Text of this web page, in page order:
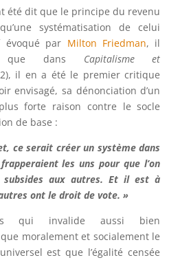
été dit que le principe du revenu
systématisation de celui
évoqué par Milton Friedman, il
que dans Capitalisme et
il en a été le premier critique
envisagé, sa dénonciation d’un
forte raison contre le socle
de base :
ce serait créer un système dans
les uns pour que l’on
subsides aux autres. Et il est à
ont le droit de vote. »
qui invalide aussi bien
moralement et socialement le
est que l’égalité censée